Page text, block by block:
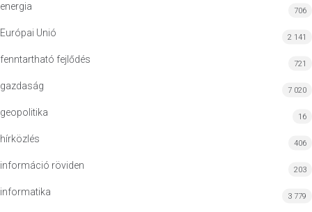
energia 706
Európai Unió 2 141
fenntartható fejlődés 721
gazdaság 7 020
geopolitika 16
hírközlés 406
információ röviden 203
informatika 3 779